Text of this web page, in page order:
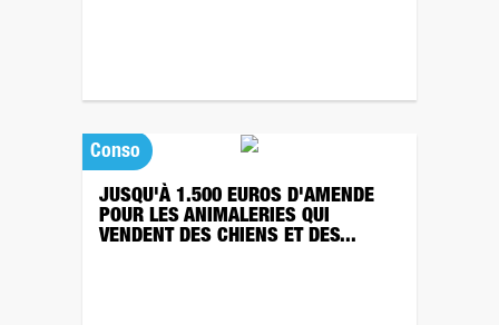
Conso
JUSQU'À 1.500 EUROS D'AMENDE
POUR LES ANIMALERIES QUI
VENDENT DES CHIENS ET DES...